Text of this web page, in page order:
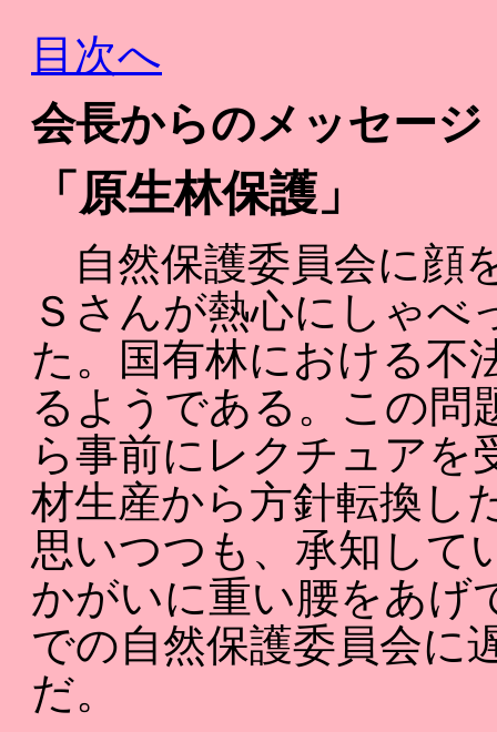
目次へ
会長からのメッセー
「原生林保護」
自然保護委員会に顔
Ｓさんが熱心にしゃ
た。国有林における不
るようである。この問
ら事前にレクチュアを
材生産から方針転換し
思いつつも、承知して
かがいに重い腰をあげ
での自然保護委員会に
だ。